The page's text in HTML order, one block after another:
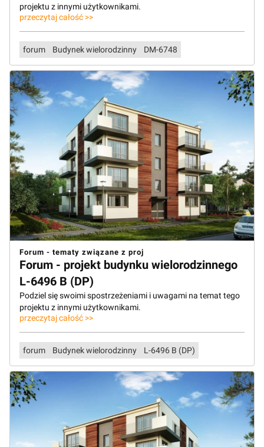
projektu z innymi użytkownikami.
przeczytaj całość >>
forum Budynek wielorodzinny DM-6748
Forum - tematy związane z proj
Forum - projekt budynku wielorodzinnego
L-6496 B (DP)
Podziel się swoimi spostrzeżeniami i uwagami na temat tego
projektu z innymi użytkownikami.
przeczytaj całość >>
forum Budynek wielorodzinny L-6496 B (DP)